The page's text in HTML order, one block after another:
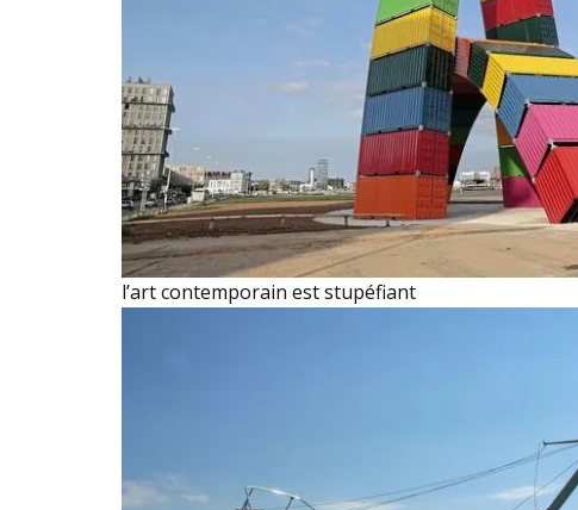
l’art contemporain est stupéfiant